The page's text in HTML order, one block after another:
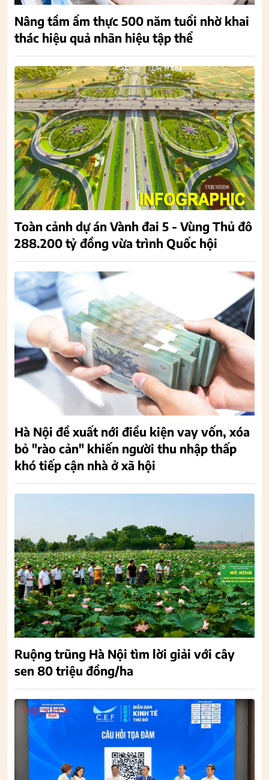
Nâng tầm ẩm thực 500 năm tuổi nhờ khai
thác hiệu quả nhãn hiệu tập thể
Toàn cảnh dự án Vành đai 5 - Vùng Thủ đô
288.200 tỷ đồng vừa trình Quốc hội
Hà Nội đề xuất nới điều kiện vay vốn, xóa
bỏ "rào cản" khiến người thu nhập thấp
khó tiếp cận nhà ở xã hội
Ruộng trũng Hà Nội tìm lời giải với cây
sen 80 triệu đồng/ha